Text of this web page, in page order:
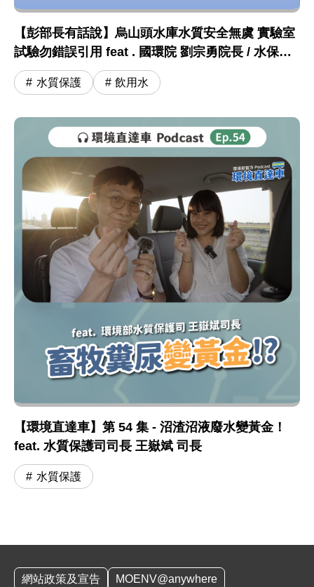
【彭部長有話說】烏山頭水庫水質安全無虞 實驗室
試驗勿錯誤引用 feat . 國環院 劉宗勇院長 / 水保司
王嶽斌司長
水質保護 飲用水
【環境直達車】第 54 集 - 沼渣沼液廢水變黃金！
feat. 水質保護司司長 王嶽斌 司長
水質保護
網站政策及宣告 MOENV@anywhere